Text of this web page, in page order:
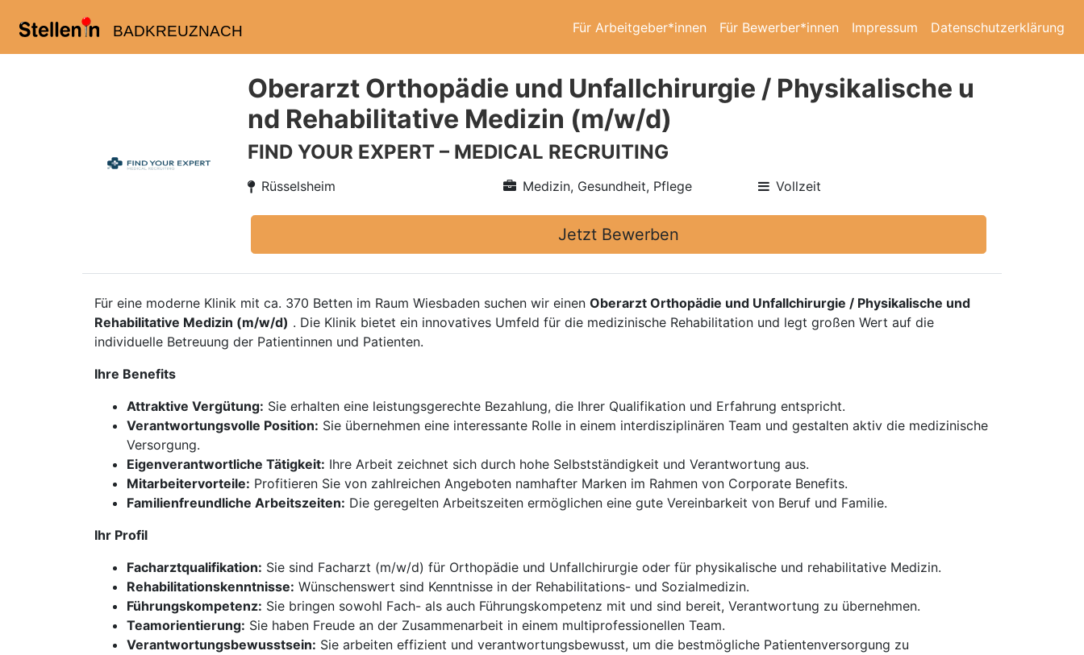
BADKREUZNACH Für Arbeitgeber*innen Für Bewerber*innen Impressum Datenschutzerklärung
Oberarzt Orthopädie und Unfallchirurgie / Physikalische u
nd Rehabilitative Medizin (m/w/d)
FIND YOUR EXPERT – MEDICAL RECRUITING
Rüsselsheim Medizin, Gesundheit, Pflege Vollzeit
Jetzt Bewerben
Für eine moderne Klinik mit ca. 370 Betten im Raum Wiesbaden suchen wir einen Oberarzt Orthopädie und Unfallchirurgie / Physikalische und
Rehabilitative Medizin (m/w/d) . Die Klinik bietet ein innovatives Umfeld für die medizinische Rehabilitation und legt großen Wert auf die
individuelle Betreuung der Patientinnen und Patienten.
Ihre Benefits
Attraktive Vergütung: Sie erhalten eine leistungsgerechte Bezahlung, die Ihrer Qualifikation und Erfahrung entspricht.
Verantwortungsvolle Position: Sie übernehmen eine interessante Rolle in einem interdisziplinären Team und gestalten aktiv die medizinische
Versorgung.
Eigenverantwortliche Tätigkeit: Ihre Arbeit zeichnet sich durch hohe Selbstständigkeit und Verantwortung aus.
Mitarbeitervorteile: Profitieren Sie von zahlreichen Angeboten namhafter Marken im Rahmen von Corporate Benefits.
Familienfreundliche Arbeitszeiten: Die geregelten Arbeitszeiten ermöglichen eine gute Vereinbarkeit von Beruf und Familie.
Ihr Profil
Facharztqualifikation: Sie sind Facharzt (m/w/d) für Orthopädie und Unfallchirurgie oder für physikalische und rehabilitative Medizin.
Rehabilitationskenntnisse: Wünschenswert sind Kenntnisse in der Rehabilitations- und Sozialmedizin.
Führungskompetenz: Sie bringen sowohl Fach- als auch Führungskompetenz mit und sind bereit, Verantwortung zu übernehmen.
Teamorientierung: Sie haben Freude an der Zusammenarbeit in einem multiprofessionellen Team.
Verantwortungsbewusstsein: Sie arbeiten effizient und verantwortungsbewusst, um die bestmögliche Patientenversorgung zu